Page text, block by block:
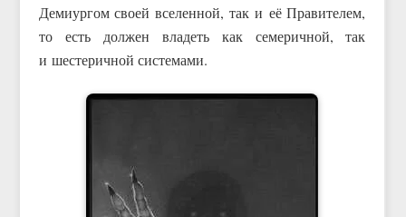
Демиургом своей вселенной, так и её Правителем,
то есть должен владеть как семеричной, так
и шестеричной системами.